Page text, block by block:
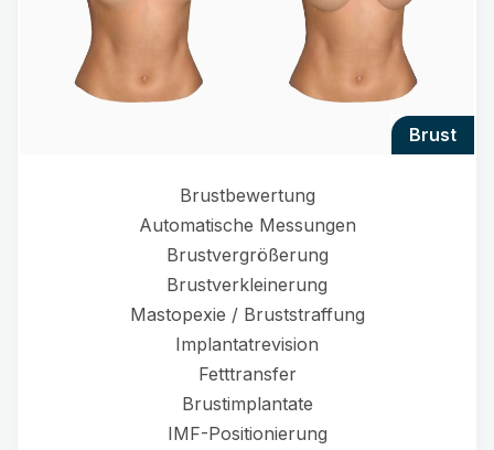
brust
Brustbewertung
Automatische Messungen
Brustvergrößerung
Brustverkleinerung
Mastopexie / Bruststraffung
Implantatrevision
Fetttransfer
Brustimplantate
IMF-Positionierung